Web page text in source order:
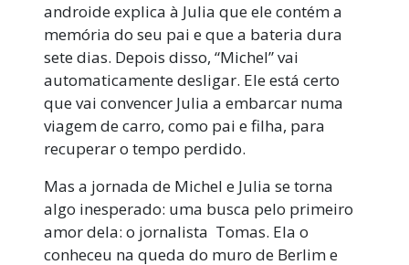
androide explica à Julia que ele contém a
memória do seu pai e que a bateria dura
sete dias. Depois disso, “Michel” vai
automaticamente desligar. Ele está certo
que vai convencer Julia a embarcar numa
viagem de carro, como pai e filha, para
recuperar o tempo perdido.
Mas a jornada de Michel e Julia se torna
algo inesperado: uma busca pelo primeiro
amor dela: o jornalista Tomas. Ela o
conheceu na queda do muro de Berlim e